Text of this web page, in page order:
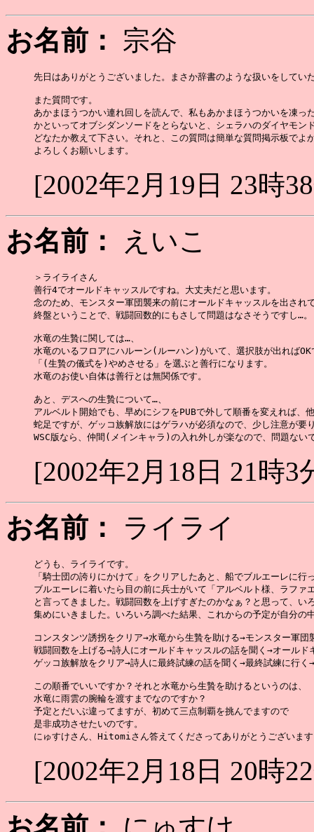
お名前：
宗谷
先日はありがとうございました。まさか辞書のような扱いをしてい
また質問です。
あかまほうつかい連れ回しを読んで、私もあかまほうつかいを凍
かといってオブシダンソードをとらないと、シェラハのダイヤモ
どなたか教えて下さい。それと、この質問は簡単な質問掲示板でよ
[2002年2月19日 23時
お名前：
えいこ
＞ライライさん
善行4でオールドキャッスルですね。大丈夫だと思います。
念のため、モンスター軍団襲来の前にオールドキャッスルを出され
終盤ということで、戦闘回数的にもさして問題はなさそうですし…。
水竜の生贄に関しては…、
水竜のいるフロアにハルーン(ルーハン)がいて、選択肢が出ればOK
「(生贄の儀式を)やめさせる」を選ぶと善行になります。
水竜のお使い自体は善行とは無関係です。
あと、デスへの生贄について…、
アルベルト開始でも、早めにシフをPUBで外して順番を変えれば、
蛇足ですが、ゲッコ族解放にはゲラハが必須なので、少し注意が要
[2002年2月18日 21時3
お名前：
ライライ
どうも、ライライです。
「騎士団の誇りにかけて」をクリアしたあと、船でブルエーレに行
ブルエーレに着いたら目の前に兵士がいて「アルベルト様、ラファ
と言ってきました。戦闘回数を上げすぎたのかなぁ？と思って、い
集めにいきました。いろいろ調べた結果、これからの予定が自分の
コンスタンツ誘拐をクリア→水竜から生贄を助ける→モンスター軍団
戦闘回数を上げる→詩人にオールドキャッスルの話を聞く→オールド
ゲッコ族解放をクリア→詩人に最終試練の話を聞く→最終試練に行く
この順番でいいですか？それと水竜から生贄を助けるというのは、
水竜に雨雲の腕輪を渡すまでなのですか？
予定とだいぶ違ってますが、初めて三点制覇を挑んでますので
是非成功させたいのです。
[2002年2月18日 20時